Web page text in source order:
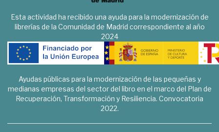
Esta actividad ha recibido una ayuda para la modernización de
librerías de la Comunidad de Madrid correspondiente al año
2024
Ayudas públicas para la modernización de las pequeñas y
medianas empresas del sector del libro en el marco del Plan de
Recuperación, Transformación y Resiliencia. Convocatoria
2022.